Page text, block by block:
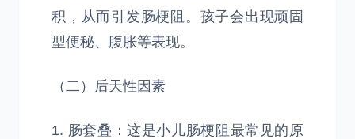
积，从而引发肠梗阻。孩子会出现顽固
型便秘、腹胀等表现。
（二）后天性因素
1. 肠套叠：这是小儿肠梗阻最常见的原